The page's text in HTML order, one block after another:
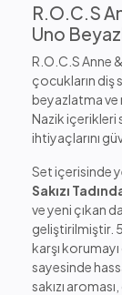
R.O.C.S
Uno
R.O.C.S Anne
çocukların diş
beyazlatma ve
Nazik içerikleri
ihtiyaçlarını
Set içerisinde
Sakızı
ve yeni çıkan
geliştirilmiştir.
karşı korumayı
sayesinde
sakızı